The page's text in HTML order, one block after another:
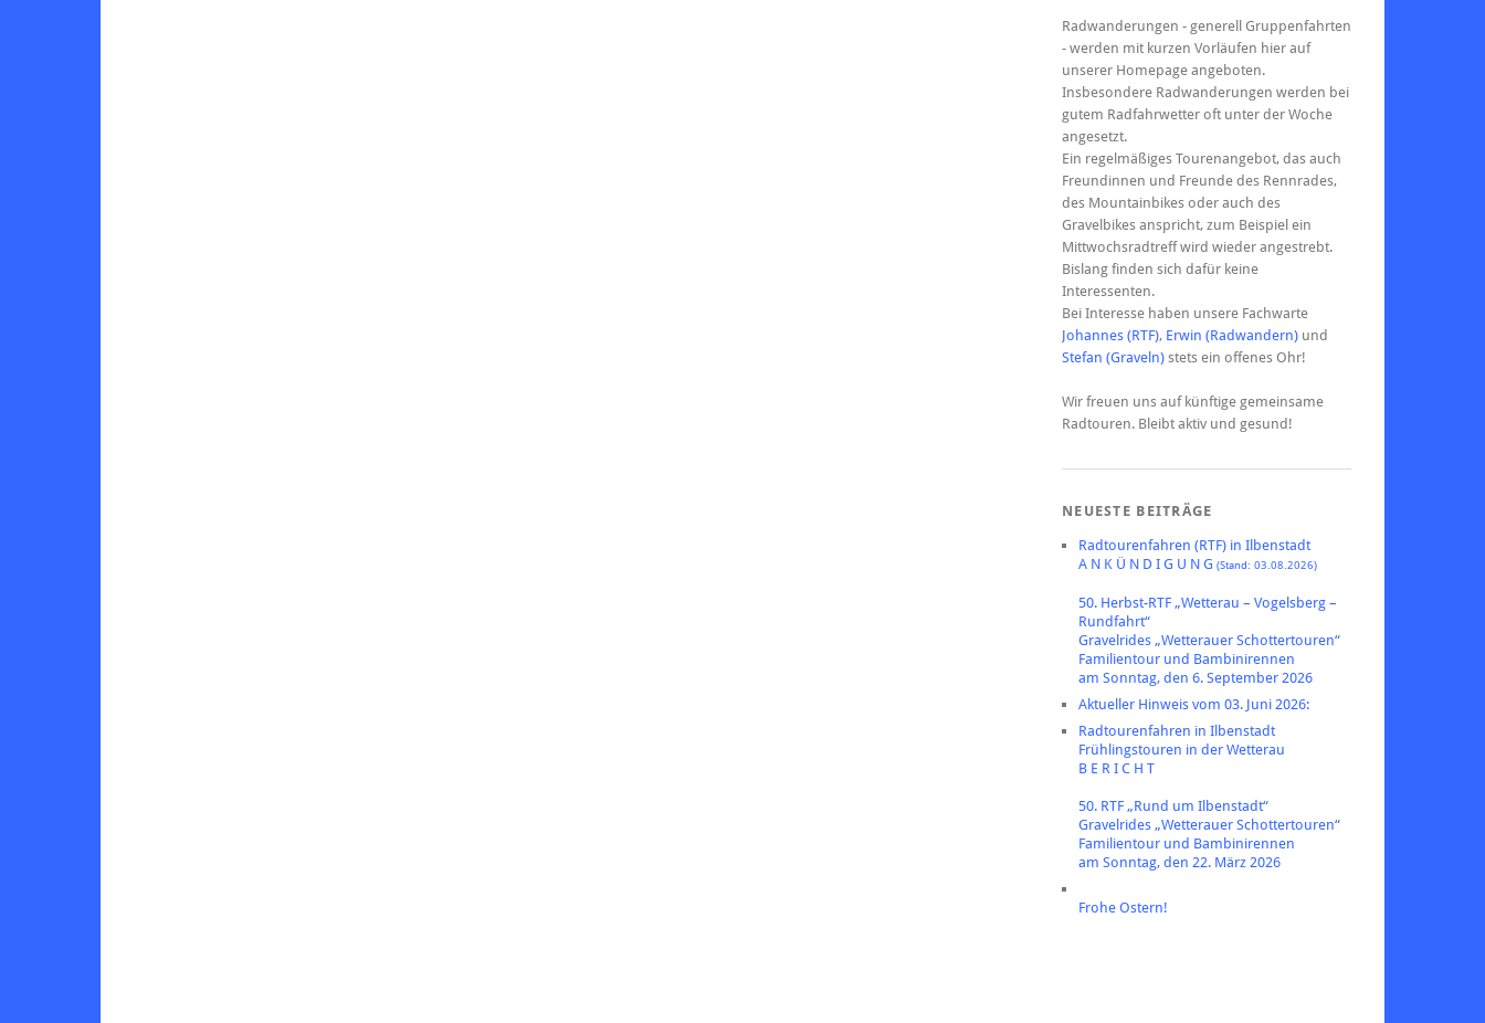
Radwanderungen - generell Gruppenfahrten
- werden mit kurzen Vorläufen hier auf
unserer Homepage angeboten.
Insbesondere Radwanderungen werden bei
gutem Radfahrwetter oft unter der Woche
angesetzt.
Ein regelmäßiges Tourenangebot, das auch
Freundinnen und Freunde des Rennrades,
des Mountainbikes oder auch des
Gravelbikes anspricht, zum Beispiel ein
Mittwochsradtreff wird wieder angestrebt.
Bislang finden sich dafür keine
Interessenten.
Bei Interesse haben unsere Fachwarte
Johannes (RTF), Erwin (Radwandern) und
Stefan (Graveln) stets ein offenes Ohr!
Wir freuen uns auf künftige gemeinsame
Radtouren. Bleibt aktiv und gesund!
NEUESTE BEITRÄGE
Radtourenfahren (RTF) in Ilbenstadt
A N K Ü N D I G U N G (Stand: 03.08.2026)
50. Herbst-RTF „Wetterau – Vogelsberg –
Rundfahrt“
Gravelrides „Wetterauer Schottertouren“
Familientour und Bambinirennen
am Sonntag, den 6. September 2026
Aktueller Hinweis vom 03. Juni 2026:
Radtourenfahren in Ilbenstadt
Frühlingstouren in der Wetterau
B E R I C H T
50. RTF „Rund um Ilbenstadt“
Gravelrides „Wetterauer Schottertouren“
Familientour und Bambinirennen
am Sonntag, den 22. März 2026
Frohe Ostern!